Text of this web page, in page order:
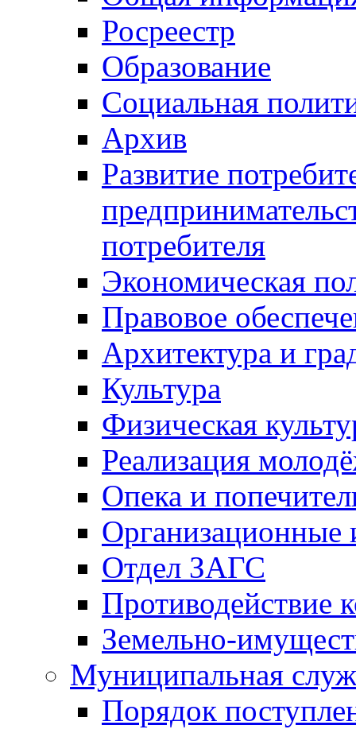
Росреестр
Образование
Социальная
Архив
Развитие
потребителя
Экономическая
Правовое
Архитектура и
Культура
Физическая
Реализация
Опека и
Отдел ЗАГС
Противодействие
Земельно-
Муниципальная
Порядок